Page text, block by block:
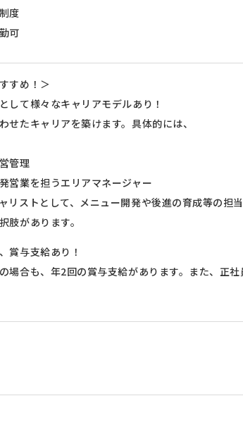
度
可
すめ！＞
して様々なキャリアモデルあり！
せたキャリアを築けます。具体的には、
管理
営業を担うエリアマネージャー
リストとして、メニュー開発や後進の育成等の担
肢があります。
賞与支給あり！
場合も、年2回の賞与支給があります。また、正